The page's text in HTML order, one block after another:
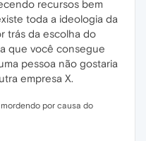
recursos bem
toda a ideologia da
trás da escolha do
que você consegue
pessoa não gostaria
empresa X.
por causa do